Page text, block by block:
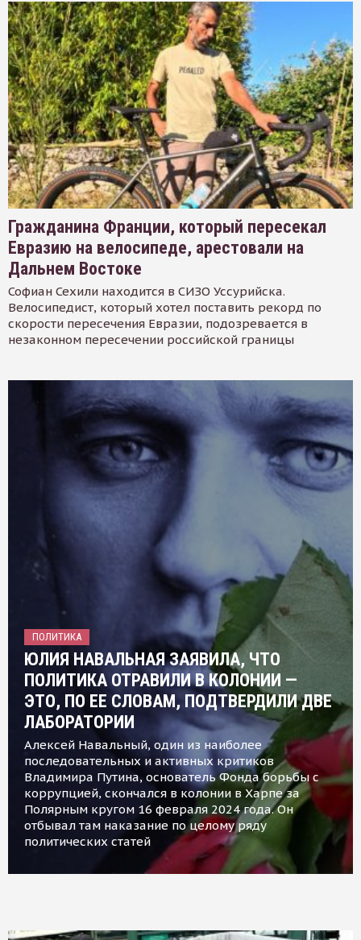
Гражданина Франции, который пересекал
Евразию на велосипеде, арестовали на
Дальнем Востоке
Софиан Сехили находится в СИЗО Уссурийска.
Велосипедист, который хотел поставить рекорд по
скорости пересечения Евразии, подозревается в
незаконном пересечении российской границы
ПОЛИТИКА
ЮЛИЯ НАВАЛЬНАЯ ЗАЯВИЛА, ЧТО
ПОЛИТИКА ОТРАВИЛИ В КОЛОНИИ —
ЭТО, ПО ЕЕ СЛОВАМ, ПОДТВЕРДИЛИ ДВЕ
ЛАБОРАТОРИИ
Алексей Навальный, один из наиболее
последовательных и активных критиков
Владимира Путина, основатель Фонда борьбы с
коррупцией, скончался в колонии в Харпе за
Полярным кругом 16 февраля 2024 года. Он
отбывал там наказание по целому ряду
политических статей